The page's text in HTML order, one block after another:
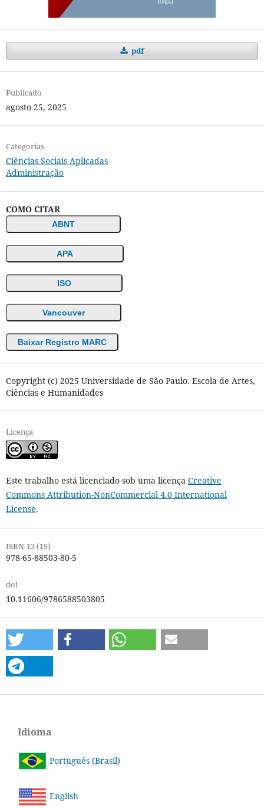
pdf
Publicado
agosto 25, 2025
Categorias
Ciências Sociais Aplicadas
Administração
COMO CITAR
ABNT
APA
ISO
Vancouver
Baixar Registro MARC
Copyright (c) 2025 Universidade de São Paulo. Escola de Artes,
Ciências e Humanidades
Licença
Este trabalho está licenciado sob uma licença Creative
Commons Attribution-NonCommercial 4.0 International
License.
ISBN-13 (15)
978-65-88503-80-5
doi
10.11606/9786588503805
Idioma
Português (Brasil)
English